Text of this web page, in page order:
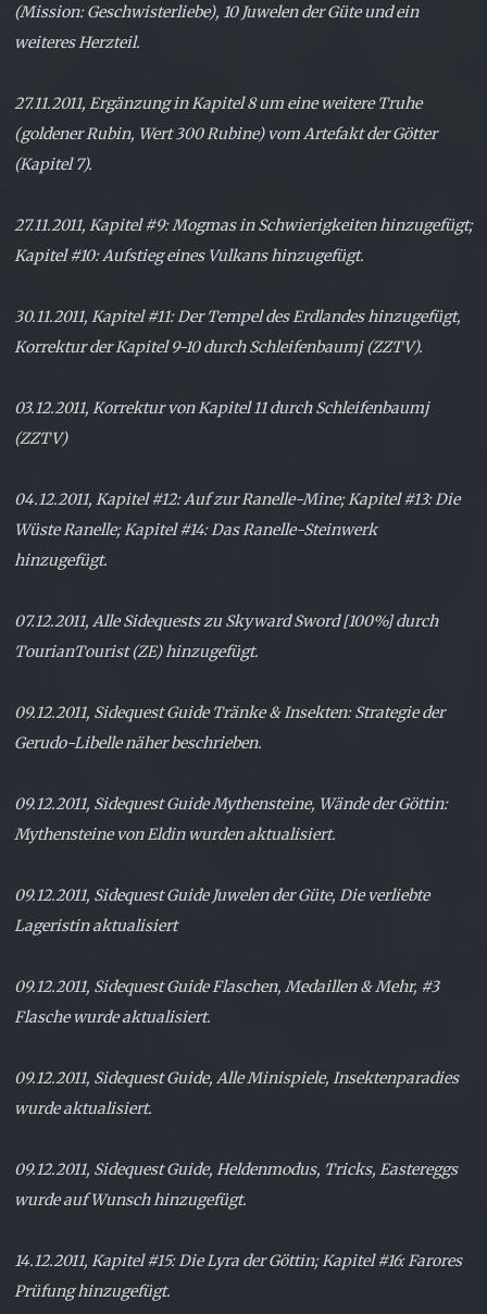
(Mission: Geschwisterliebe), 10 Juwelen der Güte und ein
weiteres Herzteil.
27.11.2011, Ergänzung in Kapitel 8 um eine weitere Truhe
(goldener Rubin, Wert 300 Rubine) vom Artefakt der Götter
(Kapitel 7).
27.11.2011, Kapitel #9: Mogmas in Schwierigkeiten hinzugefügt;
Kapitel #10: Aufstieg eines Vulkans hinzugefügt.
30.11.2011, Kapitel #11: Der Tempel des Erdlandes hinzugefügt,
Korrektur der Kapitel 9-10 durch Schleifenbaumj (ZZTV).
03.12.2011, Korrektur von Kapitel 11 durch Schleifenbaumj
(ZZTV)
04.12.2011, Kapitel #12: Auf zur Ranelle-Mine; Kapitel #13: Die
Wüste Ranelle; Kapitel #14: Das Ranelle-Steinwerk
hinzugefügt.
07.12.2011, Alle Sidequests zu Skyward Sword [100%] durch
TourianTourist (ZE) hinzugefügt.
09.12.2011, Sidequest Guide Tränke & Insekten: Strategie der
Gerudo-Libelle näher beschrieben.
09.12.2011, Sidequest Guide Mythensteine, Wände der Göttin:
Mythensteine von Eldin wurden aktualisiert.
09.12.2011, Sidequest Guide Juwelen der Güte, Die verliebte
Lageristin aktualisiert
09.12.2011, Sidequest Guide Flaschen, Medaillen & Mehr, #3
Flasche wurde aktualisiert.
09.12.2011, Sidequest Guide, Alle Minispiele, Insektenparadies
wurde aktualisiert.
09.12.2011, Sidequest Guide, Heldenmodus, Tricks, Eastereggs
wurde auf Wunsch hinzugefügt.
14.12.2011, Kapitel #15: Die Lyra der Göttin; Kapitel #16: Farores
Prüfung hinzugefügt.